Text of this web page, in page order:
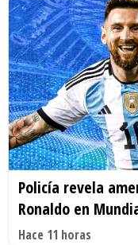
Policía revela
Ronaldo en
Hace 11 horas